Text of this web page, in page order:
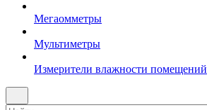
Мегаомметры
Мультиметры
Измерители влажности помещений